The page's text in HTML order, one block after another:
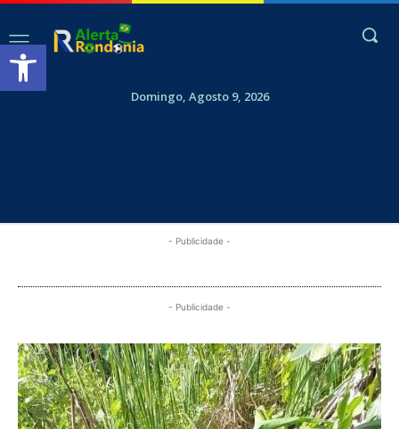
Abrir a barra de ferramentas
Domingo, Agosto 9, 2026
- Publicidade -
- Publicidade -